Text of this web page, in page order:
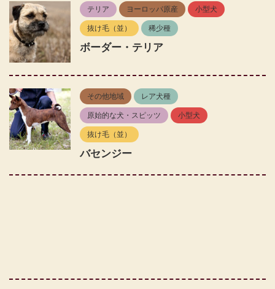
テリア ヨーロッパ原産 小型犬
抜け毛（並） 稀少種
ボーダー・テリア
その他地域 レア犬種
原始的な犬・スピッツ 小型犬
抜け毛（並）
バセンジー